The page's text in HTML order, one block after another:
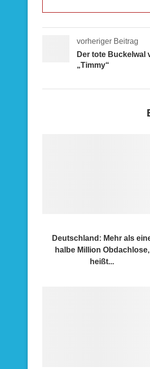
vorheriger Beitrag
Der tote Buckelwal
„Timmy“
Deutschland: Mehr als
halbe Million Obdachlose,
heißt...